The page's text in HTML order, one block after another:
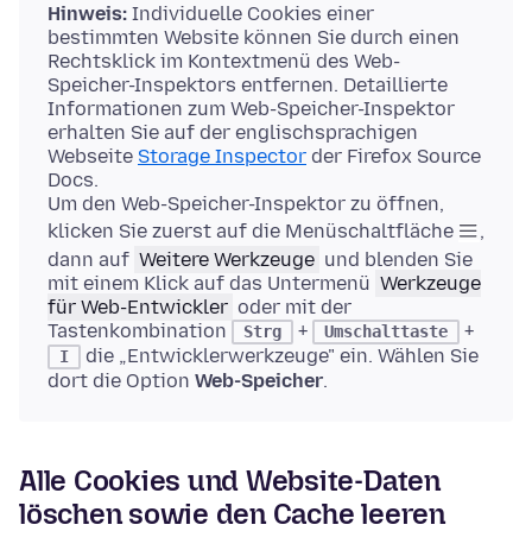
Hinweis: Individuelle Cookies einer
bestimmten Website können Sie durch einen
Rechtsklick im Kontextmenü des Web-
Speicher-Inspektors entfernen. Detaillierte
Informationen zum Web-Speicher-Inspektor
erhalten Sie auf der englischsprachigen
Webseite Storage Inspector der Firefox Source
Docs.
Um den Web-Speicher-Inspektor zu öffnen,
klicken Sie zuerst auf die Menüschaltfläche
,
dann auf Weitere Werkzeuge und blenden Sie
mit einem Klick auf das Untermenü Werkzeuge
für Web-Entwickler oder mit der
Tastenkombination
Strg + Umschalttaste +
I
die „Entwicklerwerkzeuge" ein. Wählen Sie
dort die Option Web-Speicher.
Alle Cookies und Website-Daten
löschen sowie den Cache leeren